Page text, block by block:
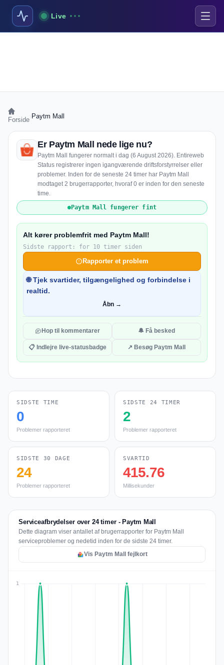
Live
Forside Paytm Mall
Er Paytm Mall nede lige nu?
Paytm Mall fungerer normalt i dag (6 August 2026). Entireweb
Status registrerer ingen igangværende driftsforstyrrelser eller
problemer. Inden for de seneste 24 timer har Paytm Mall
modtaget 2 brugerrapporter, hvoraf 0 er inden for den seneste
time.
Paytm Mall fungerer fint
Alt kører problemfrit med Paytm Mall!
Sidste rapport: for 10 timer siden
Rapporter et problem
🌐 Tjek svartider, tilgængelighed og forbindelse i
realtid.
Åbn →
Hop til kommentarer 🔔 Få besked
📋 Indlejre live-statusbadge ↗ Besøg Paytm Mall
SIDSTE TIME
0
Problemer rapporteret
SIDSTE 24 TIMER
2
Problemer rapporteret
SIDSTE 30 DAGE
24
Problemer rapporteret
SVARTID
415.76
Millisekunder
Serviceafbrydelser over 24 timer - Paytm Mall
Dette diagram viser antallet af brugerrapporter for Paytm Mall
serviceproblemer og nedetid inden for de sidste 24 timer.
Vis Paytm Mall fejlkort